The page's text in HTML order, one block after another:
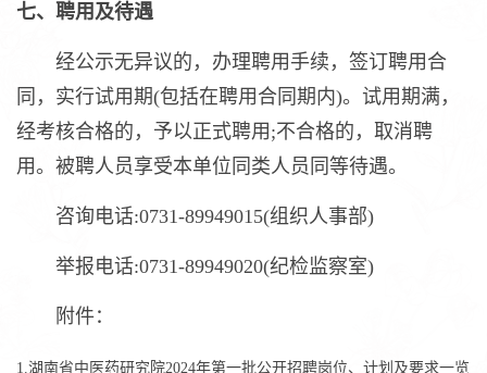
七、聘用及待遇
经公示无异议的，办理聘用手续，签订聘用合
同，实行试用期(包括在聘用合同期内)。试用期满，
经考核合格的，予以正式聘用;不合格的，取消聘
用。被聘人员享受本单位同类人员同等待遇。
咨询电话:0731-89949015(组织人事部)
举报电话:0731-89949020(纪检监察室)
附件：
1.湖南省中医药研究院2024年第一批公开招聘岗位、计划及要求一览